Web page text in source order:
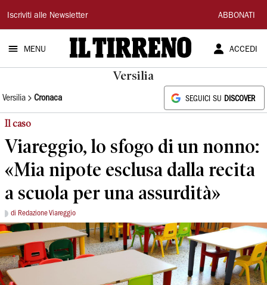
Il
Tirreno
Iscriviti alle Newsletter ABBONATI
MENU ACCEDI
Versilia
Versilia Cronaca SEGUICI SU DISCOVER
Il caso
Viareggio, lo sfogo di un nonno:
«Mia nipote esclusa dalla recita
a scuola per una assurdità»
di Redazione Viareggio